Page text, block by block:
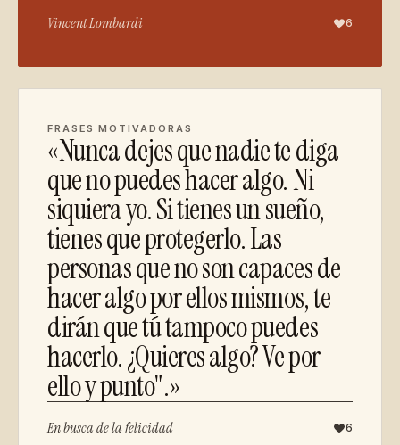
Vincent Lombardi 6
FRASES MOTIVADORAS
«Nunca dejes que nadie te diga
que no puedes hacer algo. Ni
siquiera yo. Si tienes un sueño,
tienes que protegerlo. Las
personas que no son capaces de
hacer algo por ellos mismos, te
dirán que tú tampoco puedes
hacerlo. ¿Quieres algo? Ve por
ello y punto".»
En busca de la felicidad 6